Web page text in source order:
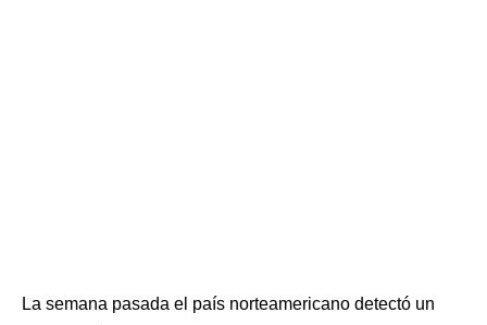
La semana pasada el país norteamericano detectó un